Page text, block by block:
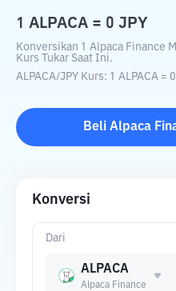
1 ALPACA = 0 JPY
Konversikan 1 Alpaca Finance
Kurs Tukar Saat Ini.
ALPACA/JPY Kurs: 1 ALPACA = 0
Beli Alpaca
Konversi
Dari
ALPACA
Alpaca Finance